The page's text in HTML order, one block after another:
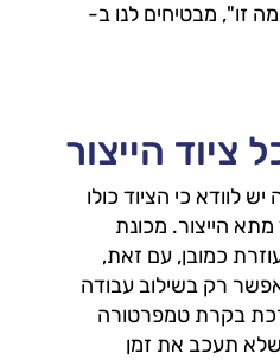
זו", מבטיחים לנו ב-
ציוד הייצור
לוודא כי הציוד כולו
הייצור. מכונת
כמובן, עם זאת,
רק בשילוב עבודה
בקרת טמפרטורה
שלא תעכב את זמן